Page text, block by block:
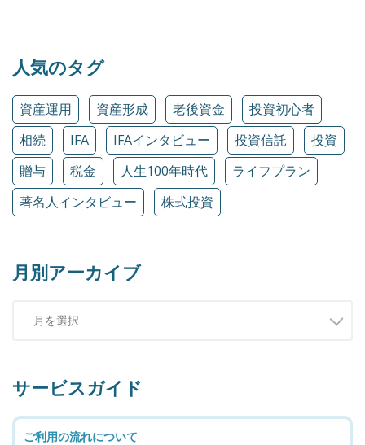
人気のタグ
資産運用 資産形成 老後資金
投資初心者
相続
IFA IFAインタビュー 投資信託
投資
贈与
税金 人生100年時代
ライフプラン
著名人インタビュー
株式投資
月別アーカイブ
サービスガイド
ご利用の流れについて